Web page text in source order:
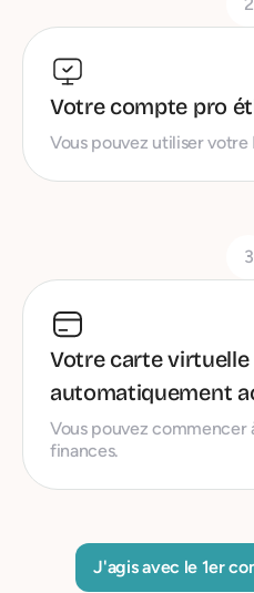
Votre compte pro
Vous pouvez utiliser votre
3
Votre carte virtuelle
automatiquement
Vous pouvez commencer
finances.
J'agis avec le 1er